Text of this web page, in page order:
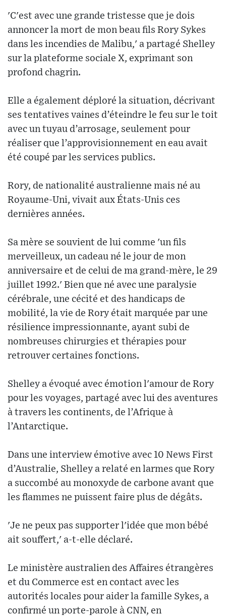
'C'est avec une grande tristesse que je dois
annoncer la mort de mon beau fils Rory Sykes
dans les incendies de Malibu,' a partagé Shelley
sur la plateforme sociale X, exprimant son
profond chagrin.
Elle a également déploré la situation, décrivant
ses tentatives vaines d’éteindre le feu sur le toit
avec un tuyau d’arrosage, seulement pour
réaliser que l’approvisionnement en eau avait
été coupé par les services publics.
Rory, de nationalité australienne mais né au
Royaume-Uni, vivait aux États-Unis ces
dernières années.
Sa mère se souvient de lui comme 'un fils
merveilleux, un cadeau né le jour de mon
anniversaire et de celui de ma grand-mère, le 29
juillet 1992.' Bien que né avec une paralysie
cérébrale, une cécité et des handicaps de
mobilité, la vie de Rory était marquée par une
résilience impressionnante, ayant subi de
nombreuses chirurgies et thérapies pour
retrouver certaines fonctions.
Shelley a évoqué avec émotion l'amour de Rory
pour les voyages, partagé avec lui des aventures
à travers les continents, de l’Afrique à
l’Antarctique.
Dans une interview émotive avec 10 News First
d’Australie, Shelley a relaté en larmes que Rory
a succombé au monoxyde de carbone avant que
les flammes ne puissent faire plus de dégâts.
'Je ne peux pas supporter l'idée que mon bébé
ait souffert,' a-t-elle déclaré.
Le ministère australien des Affaires étrangères
et du Commerce est en contact avec les
autorités locales pour aider la famille Sykes, a
confirmé un porte-parole à CNN, en